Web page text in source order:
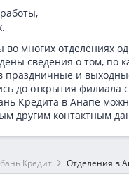
многих отделениях
сведения о том, по
праздничные и
до открытия филиала
Кредита в Анапе
другим контактным
Кредит Отделения в